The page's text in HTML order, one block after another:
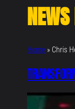
Home » Chris